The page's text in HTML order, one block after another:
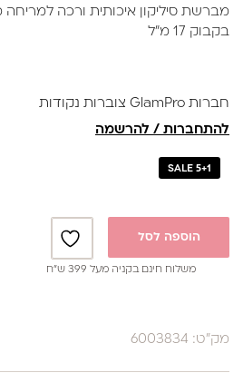
מברשת סיליקון איכותית ורכה
בקבוק 17 מ"ל
חברות GlamPro צוברות נקודות
להתחברות / להרשמה
SALE 5+1
הוספה לסל
משלוח חינם בקניה מעל 399 ש”ח
מק"ט: 6003834